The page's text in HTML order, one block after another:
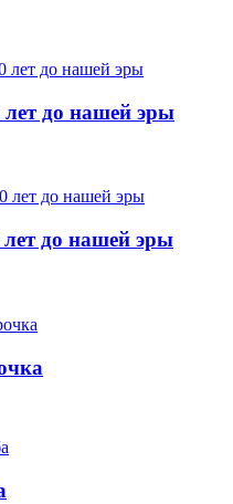
лет до нашей эры
лет до нашей эры